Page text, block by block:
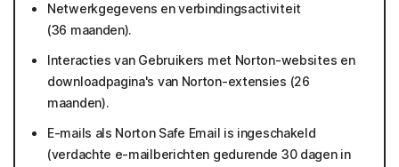
Netwerkgegevens en verbindingsactiviteit
(36 maanden).
Interacties van Gebruikers met Norton-websites en
downloadpagina's van Norton-extensies (26
maanden).
E-mails als Norton Safe Email is ingeschakeld
(verdachte e-mailberichten gedurende 30 dagen in